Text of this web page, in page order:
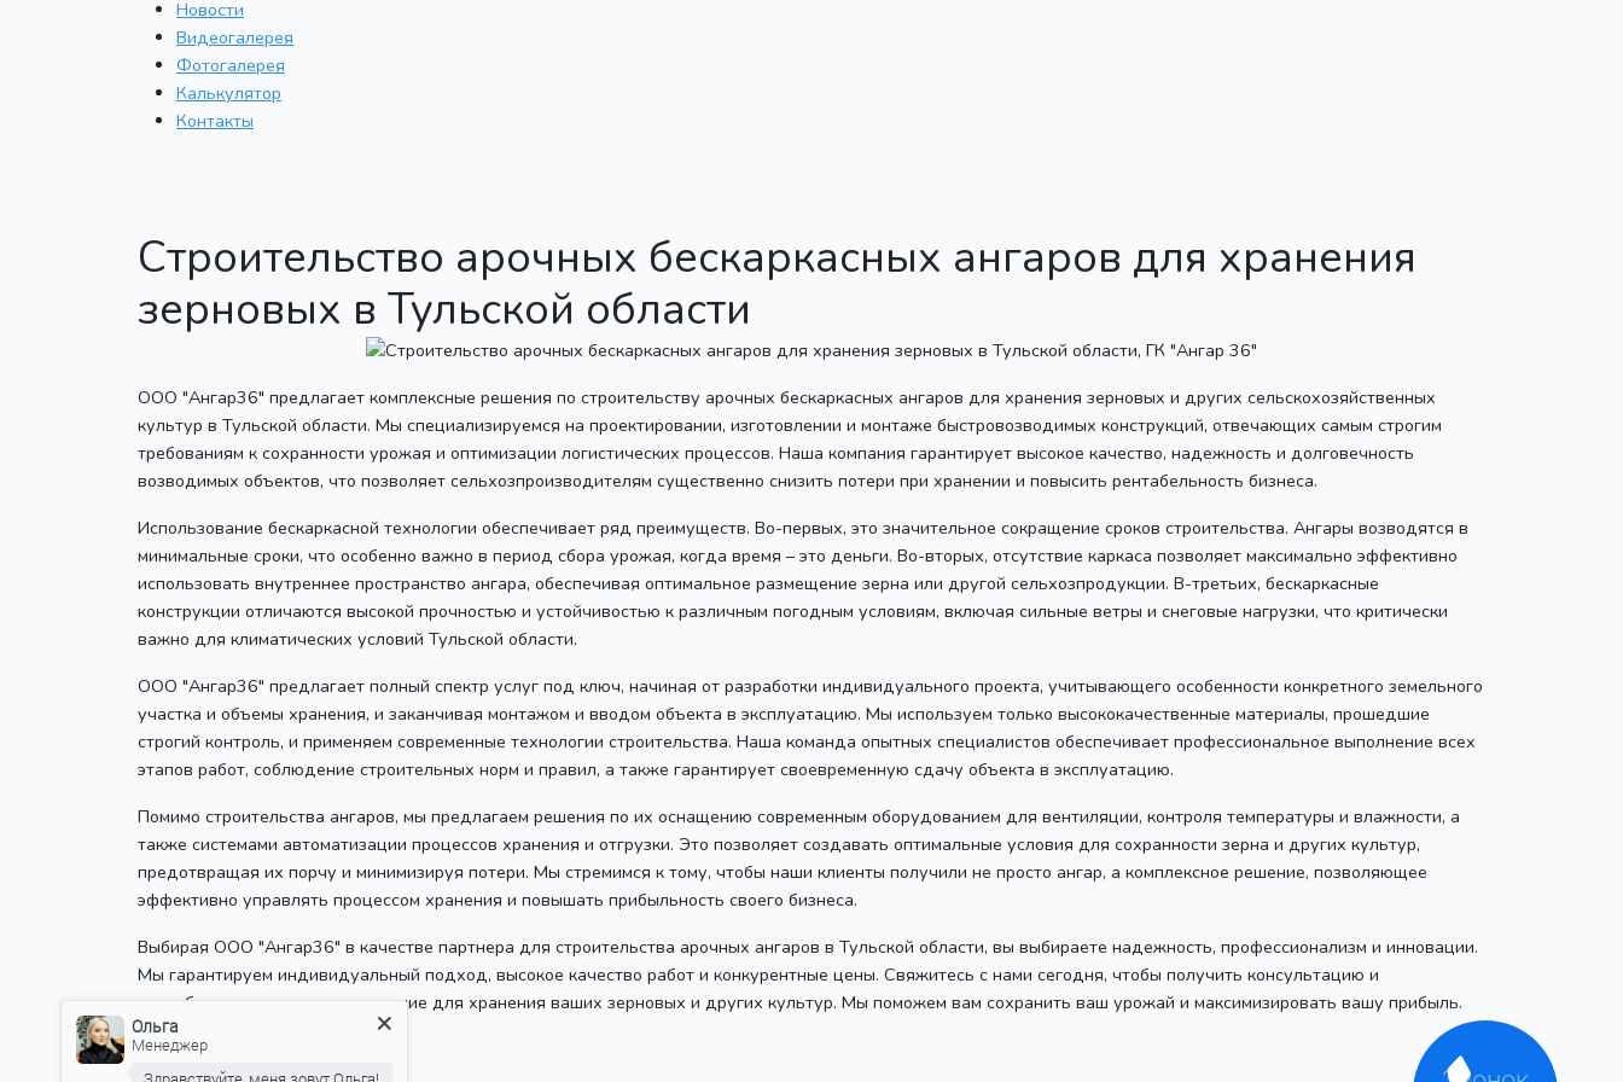
Новости
Видеогалерея
Фотогалерея
Калькулятор
Контакты
Строительство арочных бескаркасных ангаров для хранения
зерновых в Тульской области
ООО "Ангар36" предлагает комплексные решения по строительству арочных бескаркасных ангаров для хранения зерновых и других сельскохозяйственных
культур в Тульской области. Мы специализируемся на проектировании, изготовлении и монтаже быстровозводимых конструкций, отвечающих самым строгим
требованиям к сохранности урожая и оптимизации логистических процессов. Наша компания гарантирует высокое качество, надежность и долговечность
возводимых объектов, что позволяет сельхозпроизводителям существенно снизить потери при хранении и повысить рентабельность бизнеса.
Использование бескаркасной технологии обеспечивает ряд преимуществ. Во-первых, это значительное сокращение сроков строительства. Ангары возводятся в
минимальные сроки, что особенно важно в период сбора урожая, когда время – это деньги. Во-вторых, отсутствие каркаса позволяет максимально эффективно
использовать внутреннее пространство ангара, обеспечивая оптимальное размещение зерна или другой сельхозпродукции. В-третьих, бескаркасные
конструкции отличаются высокой прочностью и устойчивостью к различным погодным условиям, включая сильные ветры и снеговые нагрузки, что критически
важно для климатических условий Тульской области.
ООО "Ангар36" предлагает полный спектр услуг под ключ, начиная от разработки индивидуального проекта, учитывающего особенности конкретного земельного
участка и объемы хранения, и заканчивая монтажом и вводом объекта в эксплуатацию. Мы используем только высококачественные материалы, прошедшие
строгий контроль, и применяем современные технологии строительства. Наша команда опытных специалистов обеспечивает профессиональное выполнение всех
этапов работ, соблюдение строительных норм и правил, а также гарантирует своевременную сдачу объекта в эксплуатацию.
Помимо строительства ангаров, мы предлагаем решения по их оснащению современным оборудованием для вентиляции, контроля температуры и влажности, а
также системами автоматизации процессов хранения и отгрузки. Это позволяет создавать оптимальные условия для сохранности зерна и других культур,
предотвращая их порчу и минимизируя потери. Мы стремимся к тому, чтобы наши клиенты получили не просто ангар, а комплексное решение, позволяющее
эффективно управлять процессом хранения и повышать прибыльность своего бизнеса.
Выбирая ООО "Ангар36" в качестве партнера для строительства арочных ангаров в Тульской области, вы выбираете надежность, профессионализм и инновации.
Мы гарантируем индивидуальный подход, высокое качество работ и конкурентные цены. Свяжитесь с нами сегодня, чтобы получить консультацию и
разработать оптимальное решение для хранения ваших зерновых и других культур. Мы поможем вам сохранить ваш урожай и максимизировать вашу прибыль.
8 800 100 29 43
Ольга
Менеджер